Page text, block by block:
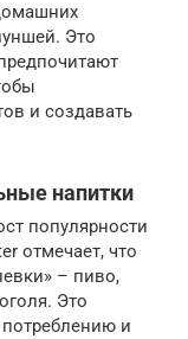
Это
и создавать
напитки
популярности
отмечает, что
– пиво,
Это
и